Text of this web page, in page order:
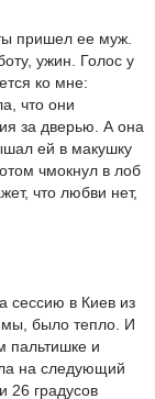
пришел ее муж.
ужин. Голос у
ко мне:
что они
за дверью. А она
ей в макушку
чмокнул в лоб
что любви нет,
сессию в Киев из
было тепло. И
пальтишке и
на следующий
26 градусов